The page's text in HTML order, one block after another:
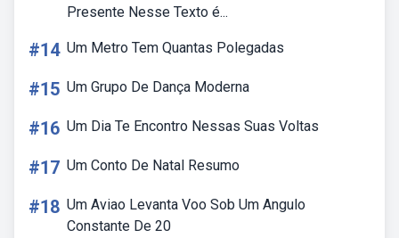
Presente Nesse Texto é...
#14 Um Metro Tem Quantas Polegadas
#15 Um Grupo De Dança Moderna
#16 Um Dia Te Encontro Nessas Suas Voltas
#17 Um Conto De Natal Resumo
#18 Um Aviao Levanta Voo Sob Um Angulo
Constante De 20